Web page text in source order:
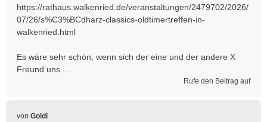
https://rathaus.walkenried.de/veranstaltungen/2479702/2026/
07/26/s%C3%BCdharz-classics-oldtimertreffen-in-
walkenried.html
Es wäre sehr schön, wenn sich der eine und der andere X
Freund uns ...
Rufe den Beitrag auf
von Goldi